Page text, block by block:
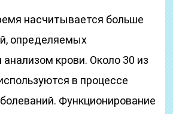
насчитывается больше
определяемых
крови. Около 30 из
в процессе
Функционирование